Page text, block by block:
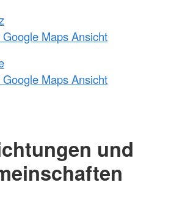
Maps Ansicht
Maps Ansicht
und